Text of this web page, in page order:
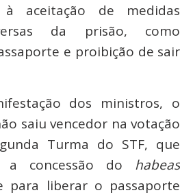
aceitação de medidas
da prisão, como
e proibição de sair
dos ministros, o
saiu vencedor na votação
Turma do STF, que
a concessão do habeas
para liberar o passaporte